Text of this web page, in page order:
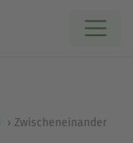
Zwischeneinander